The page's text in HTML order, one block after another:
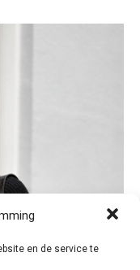
en de service te